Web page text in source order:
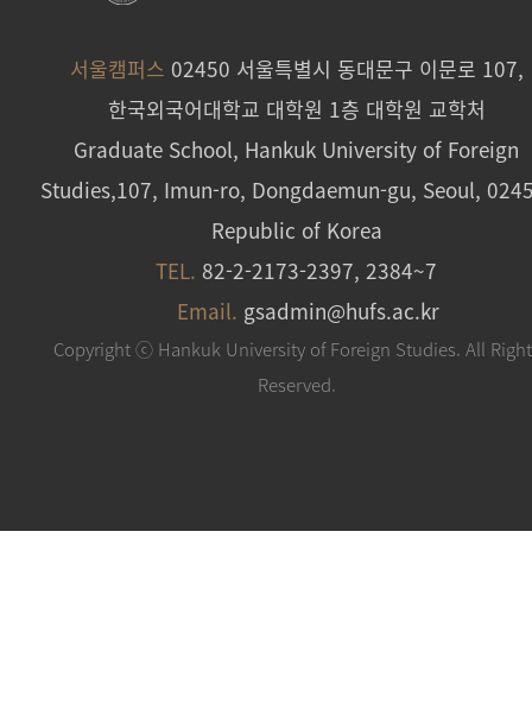
서울캠퍼스 02450 서울특별시 동대문구 이문로 107,
한국외국어대학교 대학원 1층 대학원 교학처
Graduate School, Hankuk University of Foreign
Studies,107, Imun-ro, Dongdaemun-gu, Seoul,
Republic of Korea
TEL. 82-2-2173-2397, 2384~7
Email. gsadmin@hufs.ac.kr
Copyright ⓒ Hankuk University of Foreign Studies. All
Reserved.